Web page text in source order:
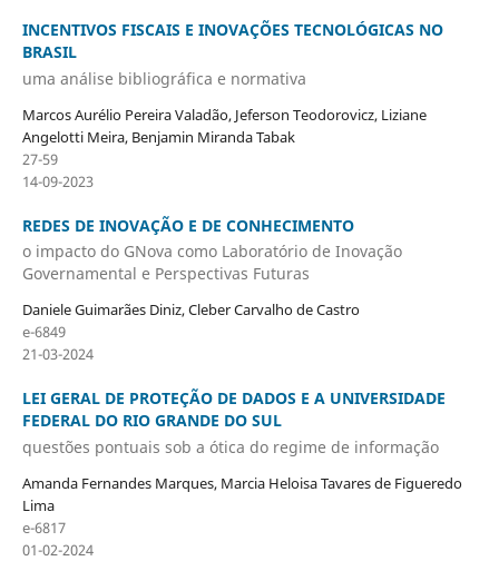
INCENTIVOS FISCAIS E INOVAÇÕES TECNOLÓGICAS NO
BRASIL
uma análise bibliográfica e normativa
Marcos Aurélio Pereira Valadão, Jeferson Teodorovicz, Liziane
Angelotti Meira, Benjamin Miranda Tabak
27-59
14-09-2023
REDES DE INOVAÇÃO E DE CONHECIMENTO
o impacto do GNova como Laboratório de Inovação
Governamental e Perspectivas Futuras
Daniele Guimarães Diniz, Cleber Carvalho de Castro
e-6849
21-03-2024
LEI GERAL DE PROTEÇÃO DE DADOS E A UNIVERSIDADE
FEDERAL DO RIO GRANDE DO SUL
questões pontuais sob a ótica do regime de informação
Amanda Fernandes Marques, Marcia Heloisa Tavares de Figueredo
Lima
e-6817
01-02-2024